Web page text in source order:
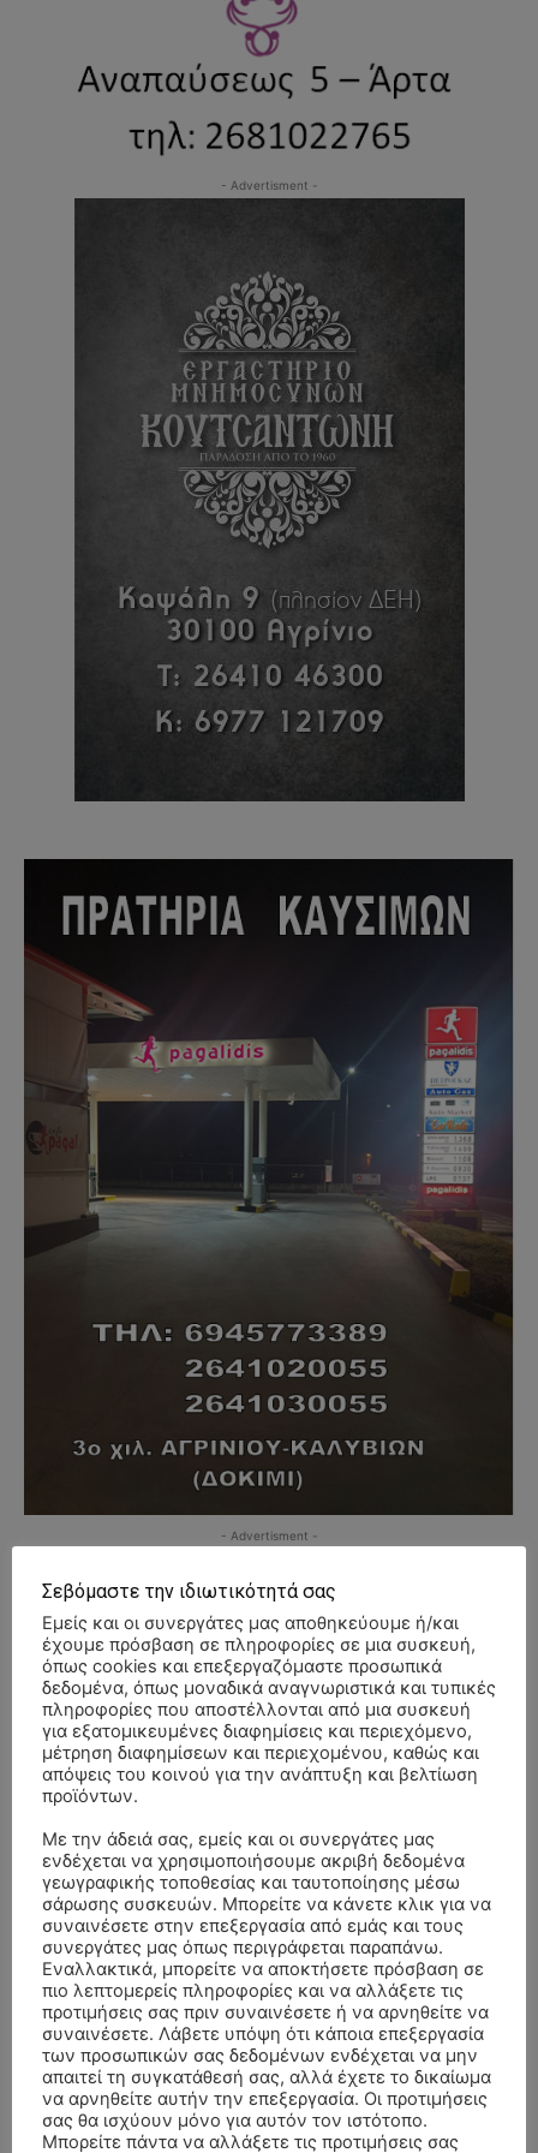
- Advertisment -
- Advertisment -
ΣΥΛΛΥΠΗΤΗΡΙΑ ΜΗΝΥΜΑΤΑ
Αλέξανδρος ΣέρβοςεπίΚΗΔΕΙΑ – ΣΑΒΒΑΤΟ 25/7/2026 –
ΧΑΡΑΛΑΜΠΟΣ ΚΑΥΚΙΑΣ ΕΤΩΝ 57
ΧΡΙΣΤΙΝΑεπίΚΗΔΕΙΑ – ΤΡΙΤΗ 4/8/2026 – ΧΡΗΣΤΟΣ Α. ΠΑΛΙΟΥΡΑΣ
ΕΤΩΝ 58
Σεβόμαστε την ιδιωτικότητά σας
Εμείς και οι συνεργάτες μας αποθηκεύουμε ή/και
έχουμε πρόσβαση σε πληροφορίες σε μια συσκευή,
όπως cookies και επεξεργαζόμαστε προσωπικά
δεδομένα, όπως μοναδικά αναγνωριστικά και τυπικές
πληροφορίες που αποστέλλονται από μια συσκευή
για εξατομικευμένες διαφημίσεις και περιεχόμενο,
μέτρηση διαφημίσεων και περιεχομένου, καθώς και
απόψεις του κοινού για την ανάπτυξη και βελτίωση
προϊόντων.
Με την άδειά σας, εμείς και οι συνεργάτες μας
ενδέχεται να χρησιμοποιήσουμε ακριβή δεδομένα
γεωγραφικής τοποθεσίας και ταυτοποίησης μέσω
σάρωσης συσκευών. Μπορείτε να κάνετε κλικ για να
συναινέσετε στην επεξεργασία από εμάς και τους
συνεργάτες μας όπως περιγράφεται παραπάνω.
Εναλλακτικά, μπορείτε να αποκτήσετε πρόσβαση σε
πιο λεπτομερείς πληροφορίες και να αλλάξετε τις
προτιμήσεις σας πριν συναινέσετε ή να αρνηθείτε να
συναινέσετε. Λάβετε υπόψη ότι κάποια επεξεργασία
των προσωπικών σας δεδομένων ενδέχεται να μην
απαιτεί τη συγκατάθεσή σας, αλλά έχετε το δικαίωμα
να αρνηθείτε αυτήν την επεξεργασία. Οι προτιμήσεις
σας θα ισχύουν μόνο για αυτόν τον ιστότοπο.
Μπορείτε πάντα να αλλάξετε τις προτιμήσεις σας